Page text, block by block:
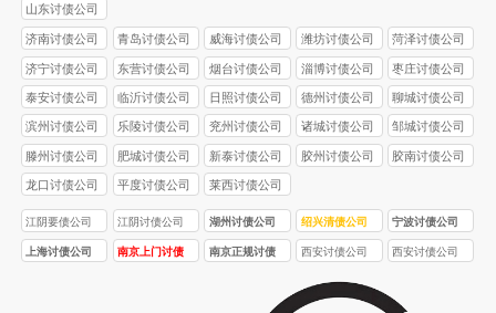
山东讨债公司
济南讨债公司 青岛讨债公司 威海讨债公司 潍坊讨债公司 菏泽讨债公司
济宁讨债公司 东营讨债公司 烟台讨债公司 淄博讨债公司 枣庄讨债公司
泰安讨债公司 临沂讨债公司 日照讨债公司 德州讨债公司 聊城讨债公司
滨州讨债公司 乐陵讨债公司 兖州讨债公司 诸城讨债公司 邹城讨债公司
滕州讨债公司 肥城讨债公司 新泰讨债公司 胶州讨债公司 胶南讨债公司
龙口讨债公司 平度讨债公司 莱西讨债公司
江阴要债公司 江阴讨债公司 湖州讨债公司 绍兴清债公司 宁波讨债公司
上海讨债公司
南京上门讨债
南京正规讨债
西安讨债公司
安要债 / 收债公
西安讨债公司
安要债 / 收债公